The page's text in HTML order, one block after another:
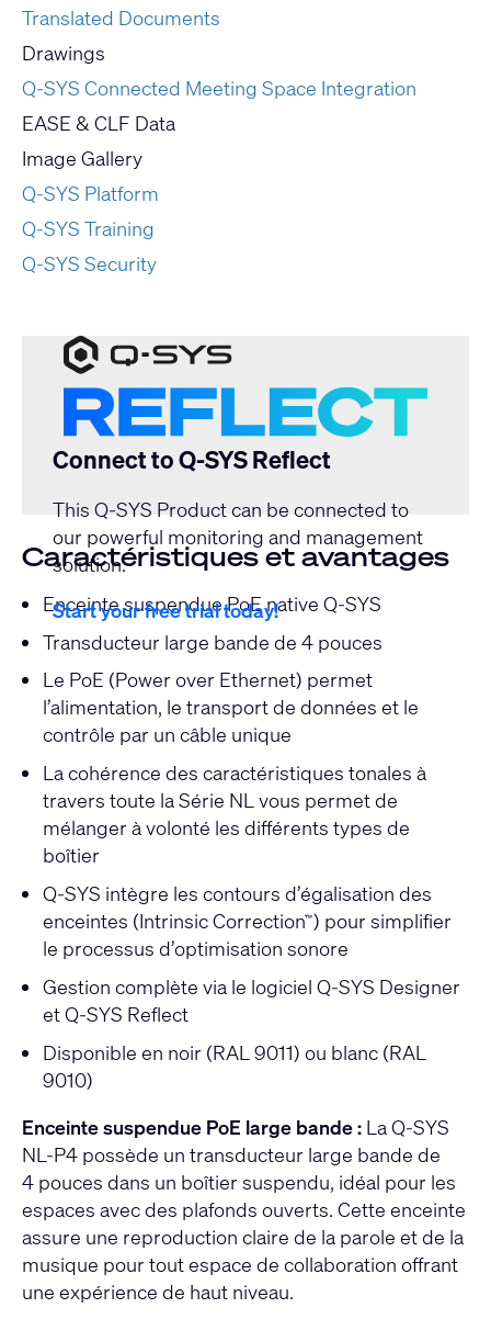
Translated Documents
Drawings
Q-SYS Connected Meeting Space Integration
EASE & CLF Data
Image Gallery
Q-SYS Platform
Q-SYS Training
Q-SYS Security
Connect to Q-SYS Reflect
This Q-SYS Product can be connected to
our powerful monitoring and management
solution.
Start your free trial today!
Caractéristiques et avantages
Enceinte suspendue PoE native Q-SYS
Transducteur large bande de 4 pouces
Le PoE (Power over Ethernet) permet
l’alimentation, le transport de données et le
contrôle par un câble unique
La cohérence des caractéristiques tonales à
travers toute la Série NL vous permet de
mélanger à volonté les différents types de
boîtier
Q-SYS intègre les contours d’égalisation des
enceintes (Intrinsic Correction™) pour simplifier
le processus d’optimisation sonore
Gestion complète via le logiciel Q-SYS Designer
et Q-SYS Reflect
Disponible en noir (RAL 9011) ou blanc (RAL
9010)
Enceinte suspendue PoE large bande : La Q-SYS
NL-P4 possède un transducteur large bande de
4 pouces dans un boîtier suspendu, idéal pour les
espaces avec des plafonds ouverts. Cette enceinte
assure une reproduction claire de la parole et de la
musique pour tout espace de collaboration offrant
une expérience de haut niveau.